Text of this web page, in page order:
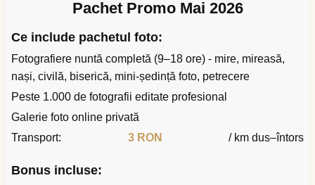
Pachet Promo Mai 2026
Ce include pachetul foto:
Fotografiere nuntă completă (9–18 ore) - mire, mireasă,
nași, civilă, biserică, mini-ședință foto, petrecere
Peste 1.000 de fotografii editate profesional
Galerie foto online privată
Transport:
3 RON / km dus–întors
Bonus incluse: